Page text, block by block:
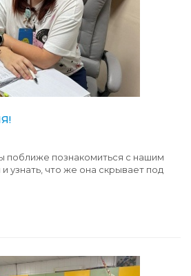
поближе познакомиться с нашим
узнать, что же она скрывает под